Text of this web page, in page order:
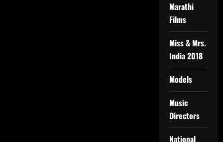
Marathi
Films
Miss & Mrs.
India 2018
Models
Music
Directors
National